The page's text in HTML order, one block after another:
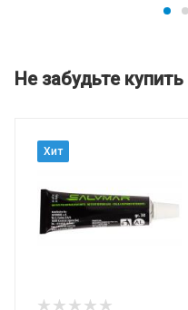
Не забудьте купить
Хит